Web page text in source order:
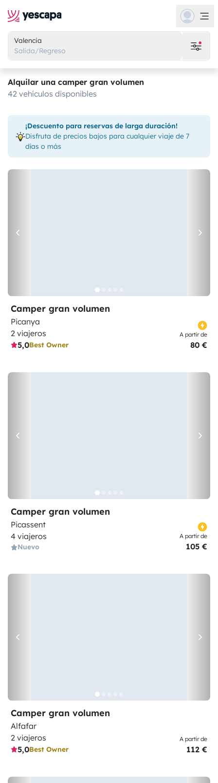
Valencia
Salida/Regreso
Alquilar una camper gran volumen
42 vehículos disponibles
¡Descuento para reservas de larga duración!
Disfruta de precios bajos para cualquier viaje de 7
días o más
Camper gran volumen
Picanya
2 viajeros
5,0Best Owner
A partir de
80 €
Camper gran volumen
Picassent
4 viajeros
Nuevo
A partir de
105 €
Camper gran volumen
Alfafar
2 viajeros
5,0Best Owner
A partir de
112 €